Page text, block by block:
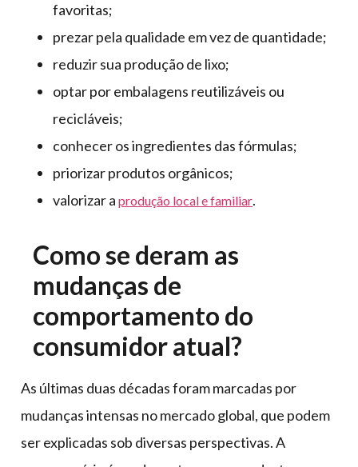
favoritas;
prezar pela qualidade em vez de quantidade;
reduzir sua produção de lixo;
optar por embalagens reutilizáveis ou
recicláveis;
conhecer os ingredientes das fórmulas;
priorizar produtos orgânicos;
valorizar a produção local e familiar.
Como se deram as
mudanças de
comportamento do
consumidor atual?
As últimas duas décadas foram marcadas por
mudanças intensas no mercado global, que podem
ser explicadas sob diversas perspectivas. A